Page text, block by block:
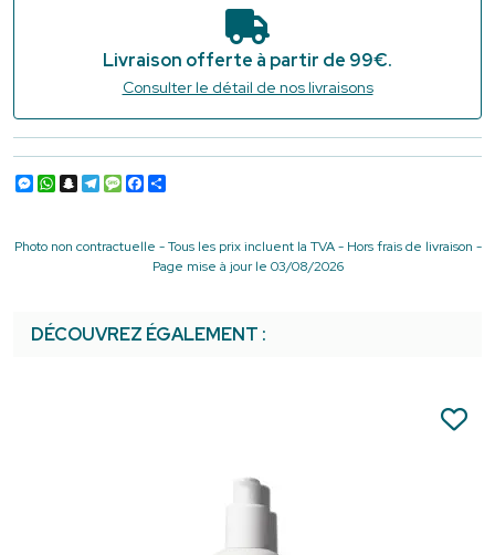
Livraison offerte à partir de 99€.
Consulter le détail de nos livraisons
Messenger
WhatsApp
Snapchat
Telegram
Message
Facebook
Photo non contractuelle - Tous les prix incluent la TVA - Hors frais de livraison -
Page mise à jour le 03/08/2026
DÉCOUVREZ ÉGALEMENT :